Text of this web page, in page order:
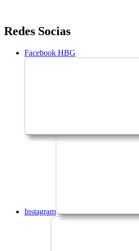
Saltar
para
conteúdo
Redes Socias
Facebook HBG
Instagram